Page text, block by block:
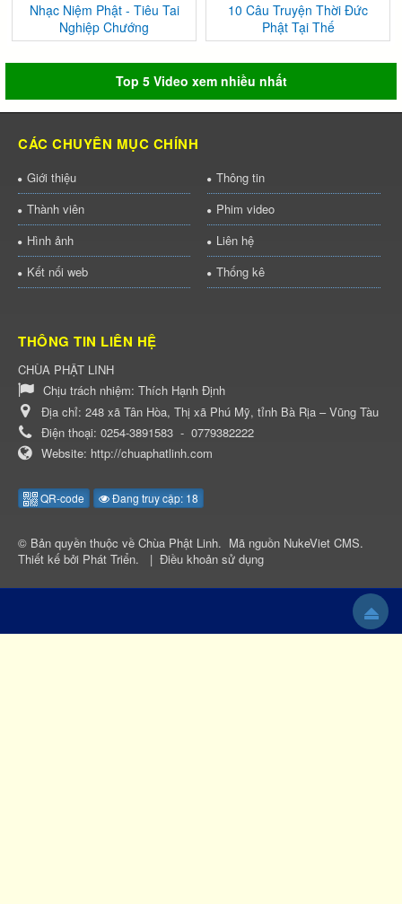
Nhạc Niệm Phật - Tiêu Tai
Nghiệp Chướng
10 Câu Truyện Thời Đức
Phật Tại Thế
Top 5 Video xem nhiều nhất
CÁC CHUYÊN MỤC CHÍNH
Giới thiệu
Thông tin
Thành viên
Phim video
Hình ảnh
Liên hệ
Kết nối web
Thống kê
THÔNG TIN LIÊN HỆ
CHÙA PHẬT LINH
Chịu trách nhiệm: Thích Hạnh Định
Địa chỉ: 248 xã Tân Hòa, Thị xã Phú Mỹ, tỉnh Bà Rịa – Vũng Tàu
Điện thoại: 0254-3891583 - 0779382222
Website: http://chuaphatlinh.com
QR-code Đang truy cập: 18
© Bản quyền thuộc về Chùa Phật Linh. Mã nguồn NukeViet CMS.
Thiết kế bởi Phát Triển. | Điều khoản sử dụng